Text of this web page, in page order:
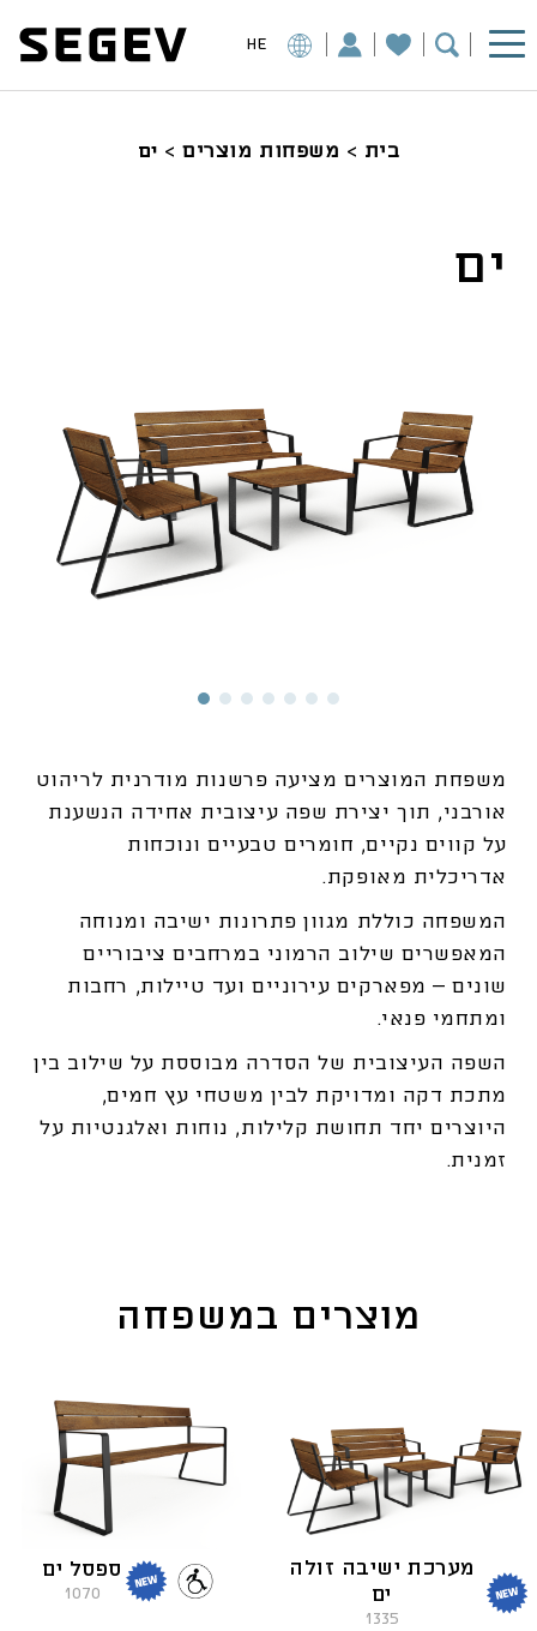
HE
בית > משפחות מוצרים> ים
משפחת המוצרים מציעה פרשנות מודרנית לריהוט
אורבני, תוך יצירת שפה עיצובית אחידה הנשענת
על קווים נקיים, חומרים טבעיים ונוכחות
אדריכלית מאופקת.
המשפחה כוללת מגוון פתרונות ישיבה ומנוחה
המאפשרים שילוב הרמוני במרחבים ציבוריים
שונים – מפארקים עירוניים ועד טיילות, רחבות
ומתחמי פנאי.
השפה העיצובית של הסדרה מבוססת על שילוב בין
מתכת דקה ומדויקת לבין משטחי עץ חמים,
היוצרים יחד תחושת קלילות, נוחות ואלגנטיות על
זמנית.
ים
מוצרים במשפחה
מערכת ישיבה זולה
ים
1335
ספסל ים
1070